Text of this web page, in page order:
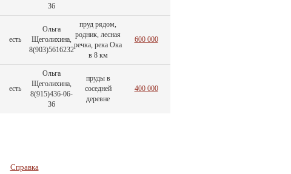
36
есть
Ольга
Щеголихина,
8(903)5616232
пруд рядом,
родник, лесная
речка, река Ока
в 8 км
600 000
есть
Ольга
Щеголихина,
8(915)436-06-
36
пруды в
соседней
деревне
400 000
Справка